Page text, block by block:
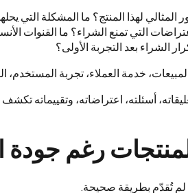
لهذا المنتج؟ ما المشكلة التي
التي تمنع الشراء؟ ما القنوات
الشراء بعد التجربة الأولى؟
خدمة العملاء، تجربة المستخدم،
أسئلته، اعتراضاته، وتقييماته
رغم جودة
لم تُقدّم بطريقة صحيحة.